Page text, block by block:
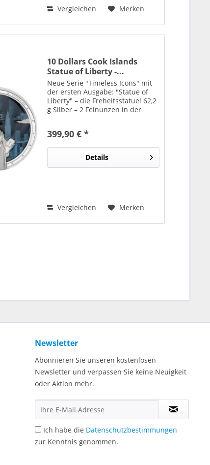
Vergleichen Merken
10 Dollars Cook Islands
Statue of Liberty -...
Neue Serie "Timeless Icons" mit
der ersten Ausgabe: "Statue of
Liberty" – die Freheitsstatue! 62,2
g Silber – 2 Feinunzen in der
befärbt und emailliert!
smartminting®...
399,90 € *
Details
Vergleichen Merken
Newsletter
Abonnieren Sie unseren kostenlosen
Newsletter und verpassen Sie keine Neuigkeit
oder Aktion mehr.
Ich habe die Datenschutzbestimmungen
zur Kenntnis genommen.